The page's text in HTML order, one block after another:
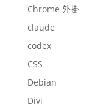
Chrome 外掛
claude
codex
CSS
Debian
Divi